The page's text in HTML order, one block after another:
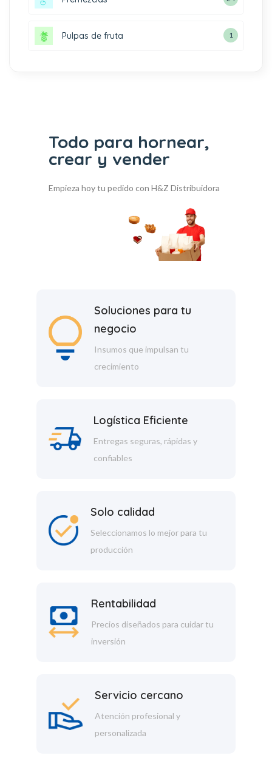
Pulpas de fruta 1
Todo para hornear,
crear y vender
Empieza hoy tu pedido con H&Z Distribuidora
Soluciones para tu
negocio
Insumos que impulsan tu
crecimiento
Logística Eficiente
Entregas seguras, rápidas y
confiables
Solo calidad
Seleccionamos lo mejor para tu
producción
Rentabilidad
Precios diseñados para cuidar tu
inversión
Servicio cercano
Atención profesional y
personalizada